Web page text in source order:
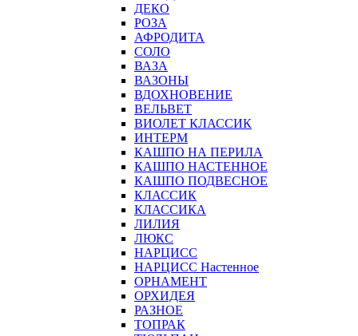
ДЕКО
РОЗА
АФРОДИТА
СОЛО
ВАЗА
ВАЗОНЫ
ВДОХНОВЕНИЕ
ВЕЛЬВЕТ
ВИОЛЕТ КЛАССИК
ИНТЕРМ
КАШПО НА ПЕРИЛА
КАШПО НАСТЕННОЕ
КАШПО ПОДВЕСНОЕ
КЛАССИК
КЛАССИКА
ЛИЛИЯ
ЛЮКС
НАРЦИСС
НАРЦИСС Настенное
ОРНАМЕНТ
ОРХИДЕЯ
РАЗНОЕ
ТОПРАК